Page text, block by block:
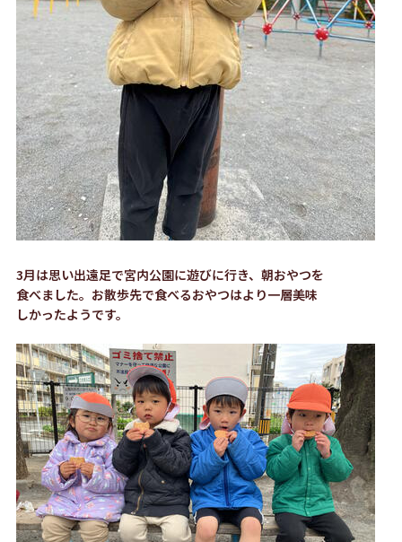
3月は思い出遠足で宮内公園に遊びに行き、朝おやつを
食べました。お散歩先で食べるおやつはより一層美味
しかったようです。